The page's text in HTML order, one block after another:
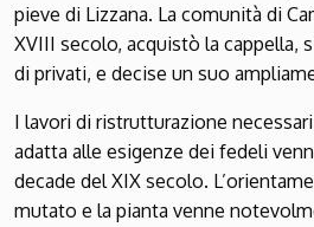
pieve di Lizzana. La comunità di
XVIII secolo, acquistò la cappella,
di privati, e decise un suo
I lavori di ristrutturazione
adatta alle esigenze dei fedeli
decade del XIX secolo.
mutato e la pianta venne